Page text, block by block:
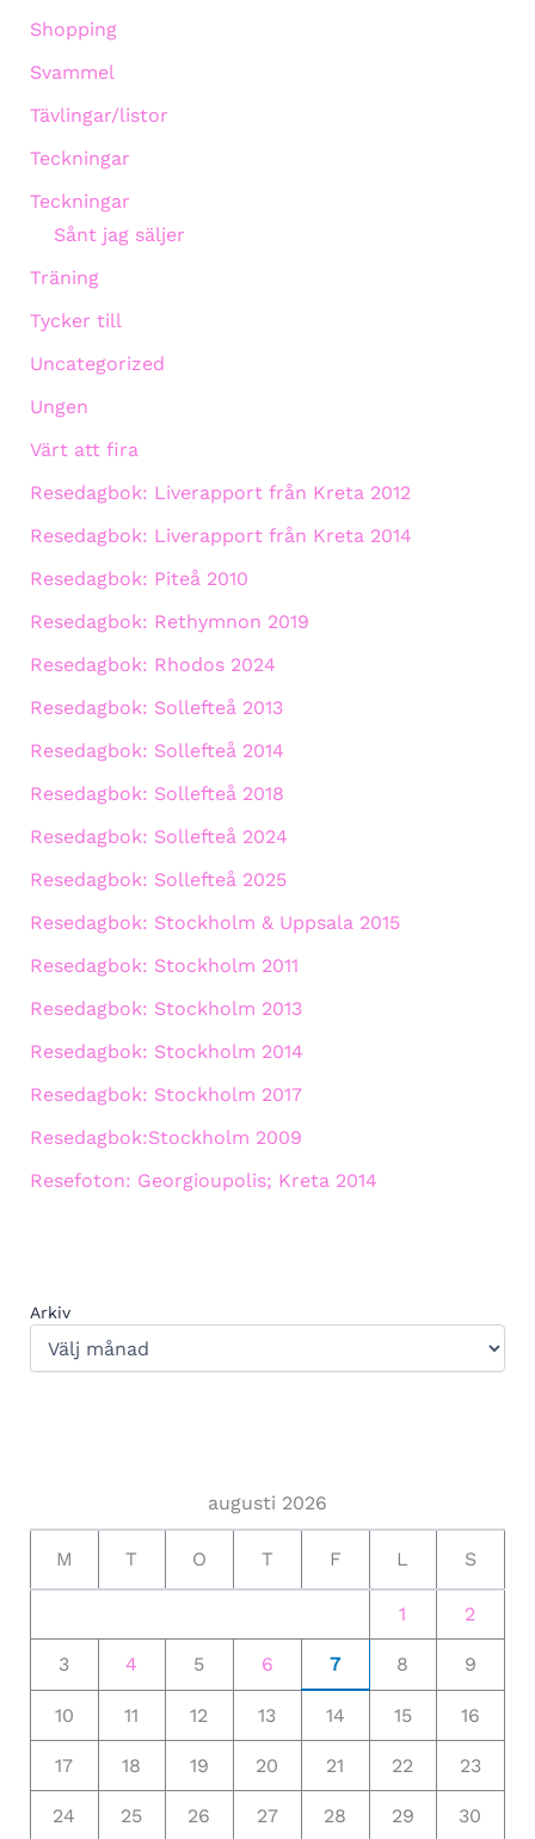
Shopping
Svammel
Tävlingar/listor
Teckningar
Teckningar
Sånt jag säljer
Träning
Tycker till
Uncategorized
Ungen
Värt att fira
Resedagbok: Liverapport från Kreta 2012
Resedagbok: Liverapport från Kreta 2014
Resedagbok: Piteå 2010
Resedagbok: Rethymnon 2019
Resedagbok: Rhodos 2024
Resedagbok: Sollefteå 2013
Resedagbok: Sollefteå 2014
Resedagbok: Sollefteå 2018
Resedagbok: Sollefteå 2024
Resedagbok: Sollefteå 2025
Resedagbok: Stockholm & Uppsala 2015
Resedagbok: Stockholm 2011
Resedagbok: Stockholm 2013
Resedagbok: Stockholm 2014
Resedagbok: Stockholm 2017
Resedagbok:Stockholm 2009
Resefoton: Georgioupolis; Kreta 2014
Arkiv
augusti 2026
M T O T F L S
1 2
3 4 5 6 7 8 9
10 11 12 13 14 15 16
17 18 19 20 21 22 23
24 25 26 27 28 29 30